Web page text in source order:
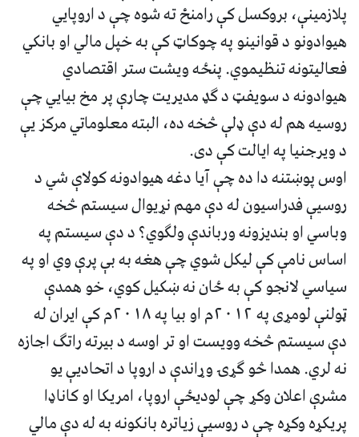
پلازمینې، بروکسل کې رامنځ ته شوه چې د اروپايي
هیوادونو د قوانینو په چوکاټ کې به خپل مالي او بانکي
فعالیتونه تنظیموي. پنځه ویشت ستر اقتصادي
هیوادونه د سویفټ د ګډ مدیریت چارې پر مخ بیايي چې
روسیه هم له دې ډلې څخه ده،‌ البته معلوماتي مرکز یې
د ویرجنیا په ایالت کې دی.
اوس پوښتنه دا ده چې آیا دغه هیوادونه کولاې شي د
روسیې فدراسیون له دې مهم نړیوال سیستم څخه
وباسي او بندیزونه ورباندې ولګوي؟ د دې سیستم په
اساس نامې کې لیکل شوي چې هغه به بې پرې وي او په
سیاسي لانجو کې به ځان نه ښکیل کوي، خو همدې
ټولنې لومړی په ۲۰۱۲م او بیا په ۲۰۱۸م کې ایران له
دې سیستم څخه وویست او تر اوسه د بیرته راتګ اجازه
نه لري. همدا څو ګړۍ وړاندې د اروپا د اتحادیې یو
مشرې اعلان وکړ چې لودیځې اروپا، امریکا او کاناډا
پریکړه وکړه چې د روسیې زیاتره بانکونه به له دې مالي